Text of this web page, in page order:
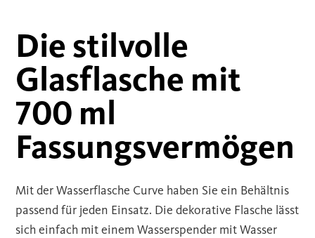
Die stilvolle
Glasflasche mit
700 ml
Fassungsvermögen
Mit der Wasserflasche Curve haben Sie ein Behältnis
passend für jeden Einsatz. Die dekorative Flasche lässt
sich einfach mit einem Wasserspender mit Wasser